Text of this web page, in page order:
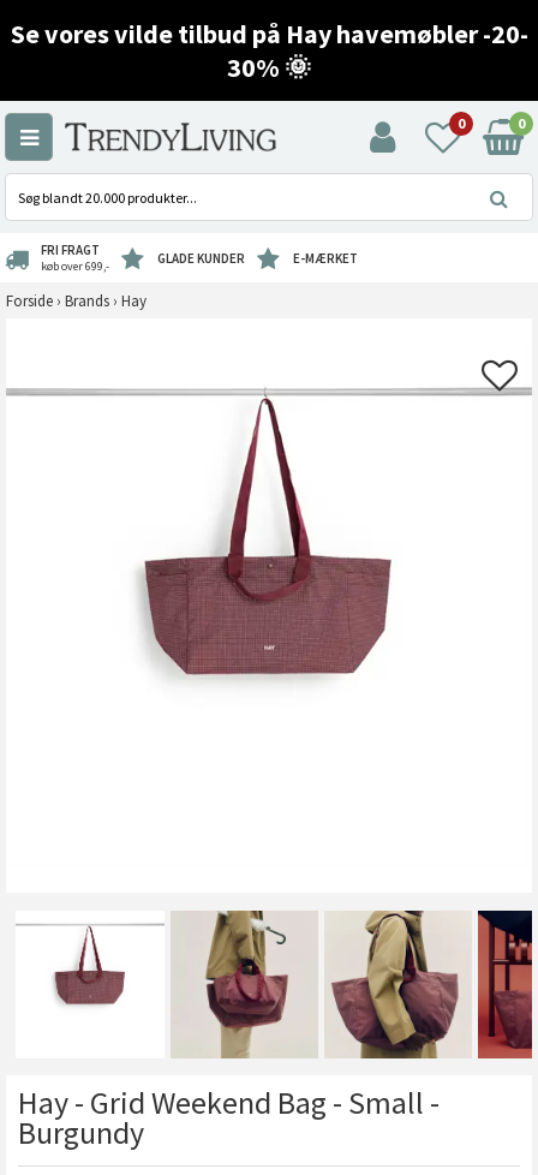
Se vores vilde tilbud på Hay havemøbler -20-
30% 🌞
0 0
FRI FRAGT
køb over 699,- GLADE KUNDER E-MÆRKET
Forside › Brands › Hay
Hay - Grid Weekend Bag - Small -
Burgundy